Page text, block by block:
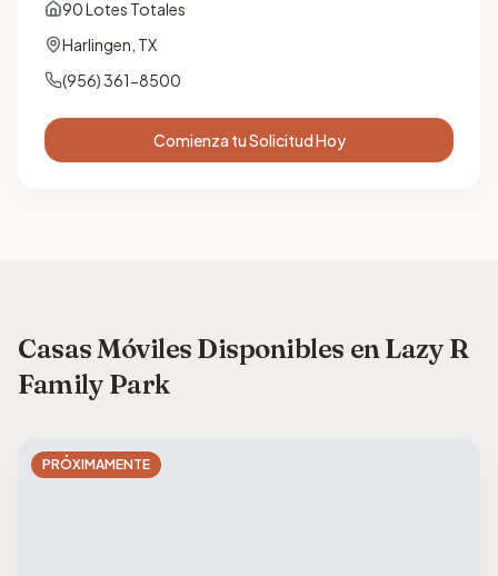
90Lotes Totales
Harlingen TX
(956) 361-8500
Comienza tu Solicitud Hoy
Casas Móviles Disponibles en Lazy R
Family Park
PRÓXIMAMENTE